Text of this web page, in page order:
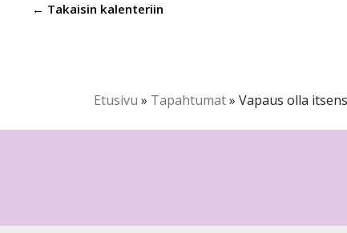
← Takaisin kalenteriin
Etusivu » Tapahtumat» Vapaus olla